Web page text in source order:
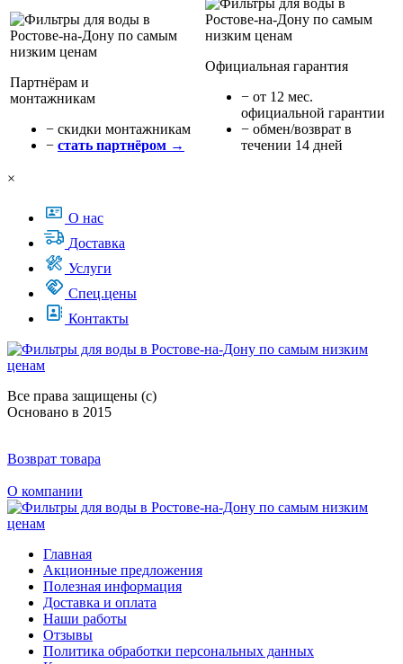
Партнёрам и
монтажникам
− cкидки монтажникам
− стать партнёром →
Официальная гарантия
− от 12 мес.
официальной гарантии
− обмен/возврат в
течении 14 дней
×
О нас
Доставка
Услуги
Спец.цены
Контакты
Все права защищены (с)
Основано в 2015
Возврат товара
О компании
Главная
Акционные предложения
Полезная информация
Доставка и оплата
Наши работы
Отзывы
Политика обработки персональных данных